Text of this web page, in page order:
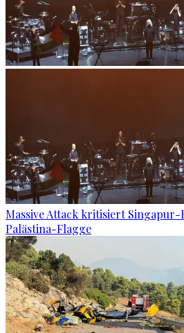
Massive Attack kritisiert
Palästina-Flagge